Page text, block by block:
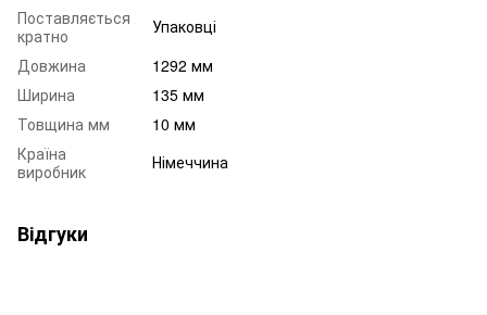
Поставляється
кратно
Упаковці
Довжина
1292 мм
Ширина
135 мм
Товщина мм
10 мм
Країна
виробник
Німеччина
Відгуки